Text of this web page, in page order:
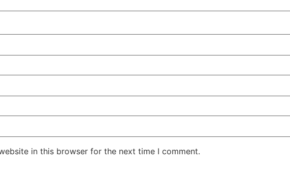
in this browser for the next time I comment.